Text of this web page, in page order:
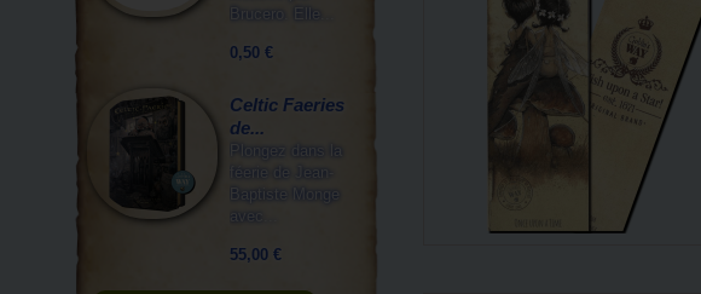
Brucero. Elle...
0,50 €
Celtic Faeries
de...
Plongez dans la
féerie de Jean-
Baptiste Monge
avec...
55,00 €